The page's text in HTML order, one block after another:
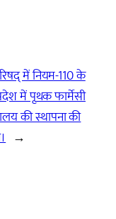
में नियम-110 के
में पृथक फार्मेसी
की स्थापना की
→